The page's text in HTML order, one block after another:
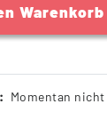
Warenkorb
Momentan nicht